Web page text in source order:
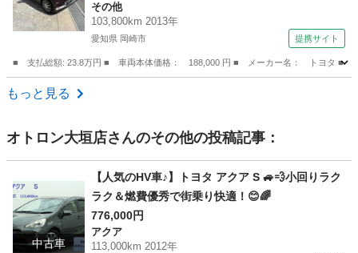
その他
103,800km 2013年
愛知県 岡崎市 提携サイト
■ 支払総額: 23.8万円 ■ 車両本体価格： 188,000 円 ■ メーカー名： トヨタ
愛知 岡崎市
もっと見る
オトロン大垣店さんのその他の投稿記事：
中古車
【人気のHV車♪】トヨタ アクア S 🚙💨小回りラク
ラク＆燃費優秀で街乗り快適！😊🌈
776,000円
アクア
113,000km 2012年